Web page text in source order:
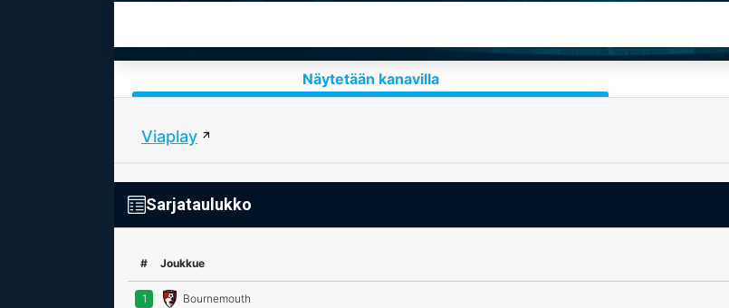
Näytetään kanavilla
Viaplay
Sarjataulukko
# Joukkue
1 Bournemouth